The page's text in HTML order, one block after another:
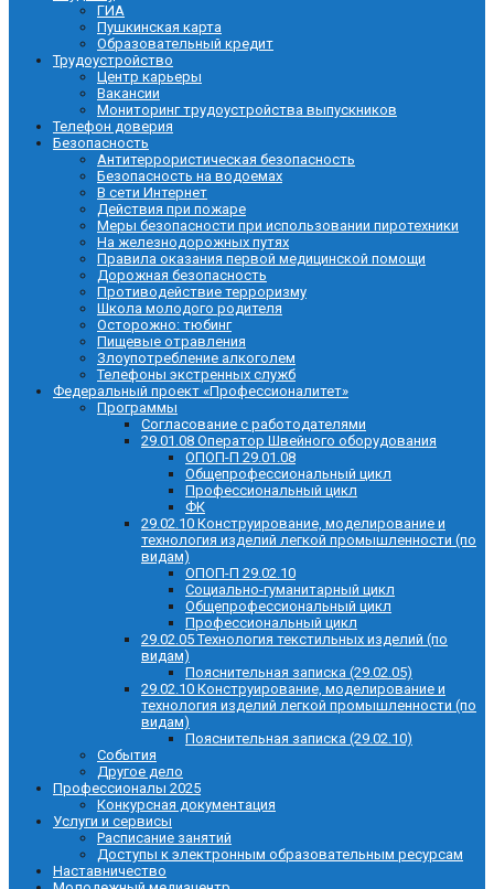
ГИА
Пушкинская карта
Образовательный кредит
Трудоустройство
Центр карьеры
Вакансии
Мониторинг трудоустройства выпускников
Телефон доверия
Безопасность
Антитеррористическая безопасность
Безопасность на водоемах
В сети Интернет
Действия при пожаре
Меры безопасности при использовании пиротехники
На железнодорожных путях
Правила оказания первой медицинской помощи
Дорожная безопасность
Противодействие терроризму
Школа молодого родителя
Осторожно: тюбинг
Пищевые отравления
Злоупотребление алкоголем
Телефоны экстренных служб
Федеральный проект «Профессионалитет»
Программы
Согласование с работодателями
29.01.08 Оператор Швейного оборудования
ОПОП-П 29.01.08
Общепрофессиональный цикл
Профессиональный цикл
ФК
29.02.10 Конструирование, моделирование и
технология изделий легкой промышленности (по
видам)
ОПОП-П 29.02.10
Социально-гуманитарный цикл
Общепрофессиональный цикл
Профессиональный цикл
29.02.05 Технология текстильных изделий (по
видам)
Пояснительная записка (29.02.05)
29.02.10 Конструирование, моделирование и
технология изделий легкой промышленности (по
видам)
Пояснительная записка (29.02.10)
События
Другое дело
Профессионалы 2025
Конкурсная документация
Услуги и сервисы
Расписание занятий
Доступы к электронным образовательным ресурсам
Наставничество